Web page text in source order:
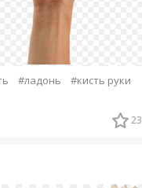
#ладонь
#кисть руки
23